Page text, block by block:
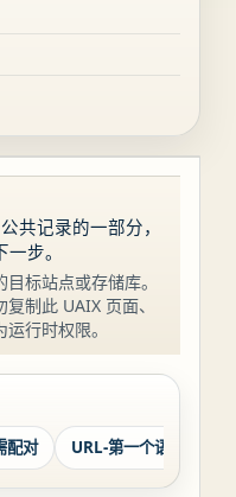
共记录的一部分，
步。
标站点或存储库。
制此 UAIX 页面、
行时权限。
配对 URL-第一个语义键